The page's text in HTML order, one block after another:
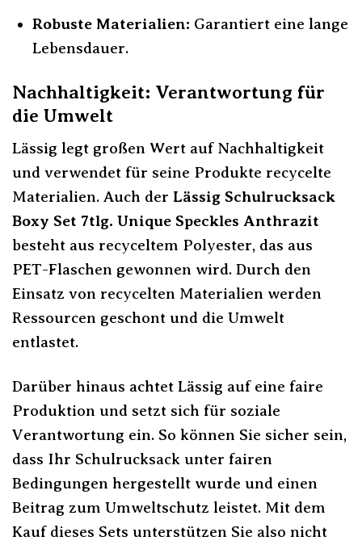
Robuste Materialien: Garantiert eine lange
Lebensdauer.
Nachhaltigkeit: Verantwortung für
die Umwelt
Lässig legt großen Wert auf Nachhaltigkeit
und verwendet für seine Produkte recycelte
Materialien. Auch der Lässig Schulrucksack
Boxy Set 7tlg. Unique Speckles Anthrazit
besteht aus recyceltem Polyester, das aus
PET-Flaschen gewonnen wird. Durch den
Einsatz von recycelten Materialien werden
Ressourcen geschont und die Umwelt
entlastet.
Darüber hinaus achtet Lässig auf eine faire
Produktion und setzt sich für soziale
Verantwortung ein. So können Sie sicher sein,
dass Ihr Schulrucksack unter fairen
Bedingungen hergestellt wurde und einen
Beitrag zum Umweltschutz leistet. Mit dem
Kauf dieses Sets unterstützen Sie also nicht